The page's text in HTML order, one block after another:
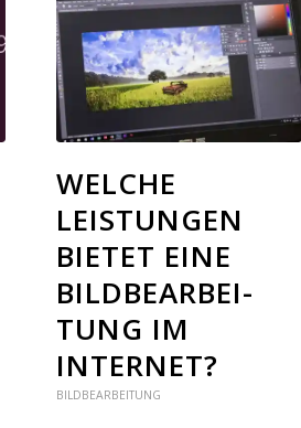
WELCHE
LEISTUNGEN
BIETET EINE
BILD­BE­AR­BEI­
TUNG IM
INTERNET?
BILDBEARBEITUNG